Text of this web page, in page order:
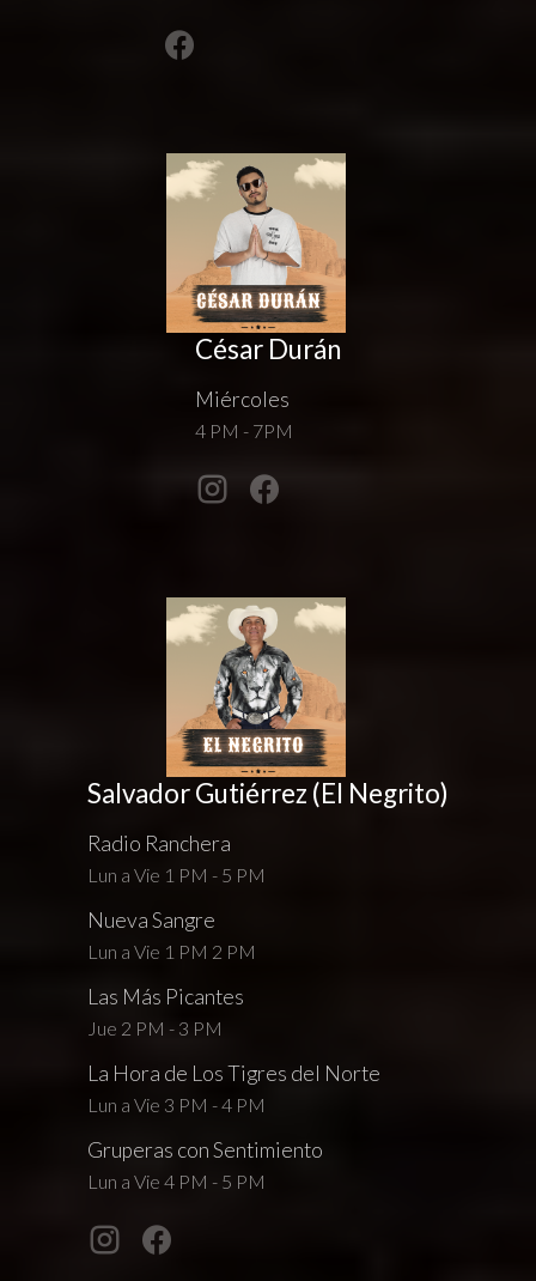
César Durán
Miércoles
4 PM - 7PM
Salvador Gutiérrez (El Negrito)
Radio Ranchera
Lun a Vie 1 PM - 5 PM
Nueva Sangre
Lun a Vie 1 PM 2 PM
Las Más Picantes
Jue 2 PM - 3 PM
La Hora de Los Tigres del Norte
Lun a Vie 3 PM - 4 PM
Gruperas con Sentimiento
Lun a Vie 4 PM - 5 PM